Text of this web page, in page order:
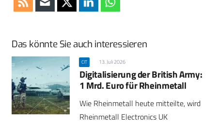
Das könnte Sie auch interessieren
CIT 13. Juli 2026
Digitalisierung der British Army:
1 Mrd. Euro für Rheinmetall
Wie Rheinmetall heute mitteilte, wird
Rheinmetall Electronics UK